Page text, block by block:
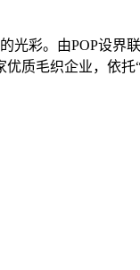
彩。由POP设界
质毛织企业，依